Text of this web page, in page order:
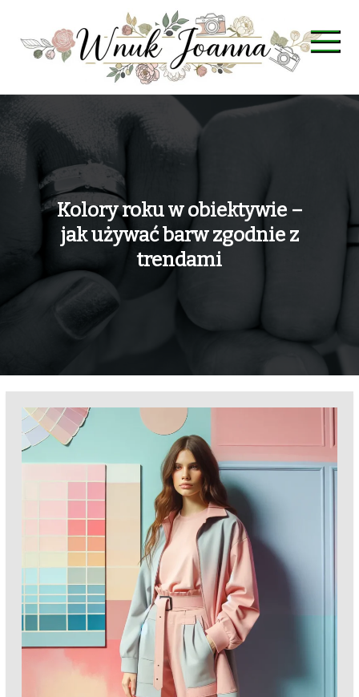
content
Wnuk Joanna
Kolory roku w obiektywie –
jak używać barw zgodnie z
trendami